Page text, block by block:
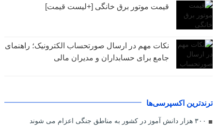
قیمت موتور برق خانگی [+لیست قیمت]
نکات مهم در ارسال صورتحساب الکترونیک؛ راهنمای
جامع برای حسابداران و مدیران مالی
ترندترین اکسپرسی‌ها
۳۰۰ هزار دانش آموز در کشور به مناطق جنگی اعزام می شوند